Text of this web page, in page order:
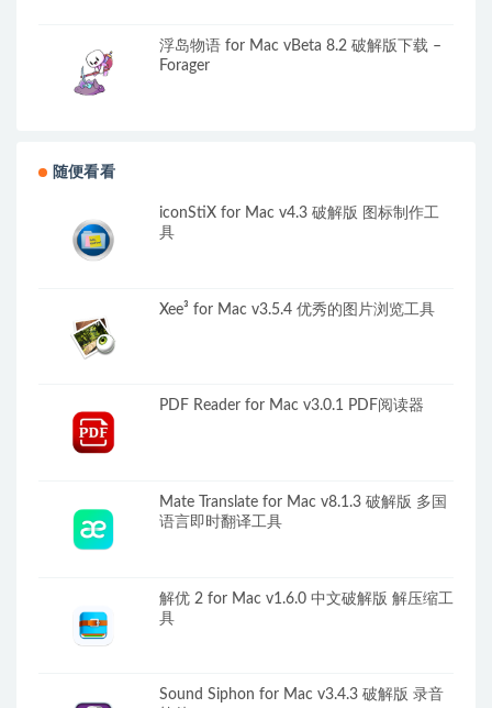
浮岛物语 for Mac vBeta 8.2 破解版下载 –
Forager
随便看看
iconStiX for Mac v4.3 破解版 图标制作工
具
Xee³ for Mac v3.5.4 优秀的图片浏览工具
PDF Reader for Mac v3.0.1 PDF阅读器
Mate Translate for Mac v8.1.3 破解版 多国
语言即时翻译工具
解优 2 for Mac v1.6.0 中文破解版 解压缩工
具
Sound Siphon for Mac v3.4.3 破解版 录音